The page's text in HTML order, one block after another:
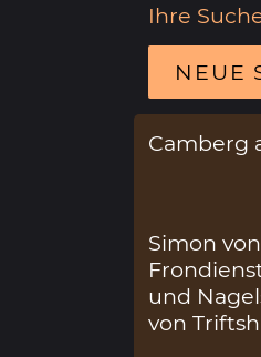
Ihre
NEUE
Camberg
Simon
und
von